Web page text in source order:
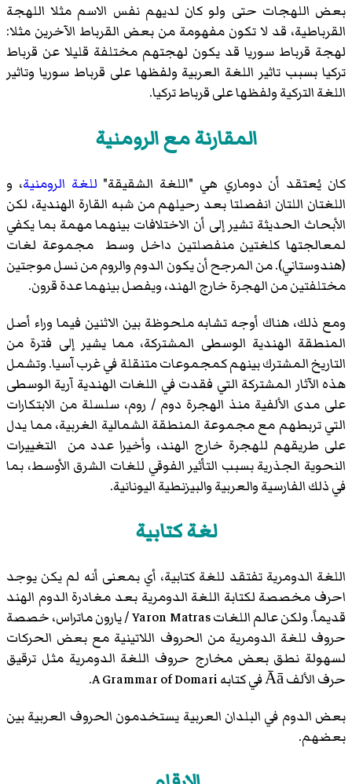
بعض اللهجات حتى ولو كان لديهم نفس الاسم مثلا اللهجة
القرباطية، قد لا تكون مفهومة من بعض القرباط الآخرين مثلا:
لهجة قرباط سوريا قد يكون لهجتهم مختلفة قليلا عن قرباط
تركيا بسبب تاثير اللغة العربية ولفظها على قرباط سوريا وتاثير
اللغة التركية ولفظها على قرباط تركيا.
المقارنة مع الرومنية
كان يُعتقد أن دوماري هي "اللغة الشقيقة" للغة الرومنية، و
اللغتان اللتان انفصلتا بعد رحيلهم من شبه القارة الهندية، لكن
الأبحاث الحديثة تشير إلى أن الاختلافات بينهما مهمة بما يكفي
لمعالجتها كلغتين منفصلتين داخل وسط مجموعة لغات
(هندوستاني). من المرجح أن يكون الدوم والروم من نسل موجتين
مختلفتين من الهجرة خارج الهند، ويفصل بينهما عدة قرون.
ومع ذلك، هناك أوجه تشابه ملحوظة بين الاثنين فيما وراء أصل
المنطقة الهندية الوسطى المشتركة، مما يشير إلى فترة من
التاريخ المشترك بينهم كمجموعات متنقلة في غرب آسيا. وتشمل
هذه الآثار المشتركة التي فقدت في اللغات الهندية آرية الوسطى
على مدى الألفية منذ الهجرة دوم / روم، سلسلة من الابتكارات
التي تربطهم مع مجموعة المنطقة الشمالية الغربية، مما يدل
على طريقهم للهجرة خارج الهند، وأخيرا عدد من التغييرات
النحوية الجذرية بسبب التأثير الفوقي للغات الشرق الأوسط، بما
في ذلك الفارسية والعربية والبيزنطية اليونانية.
لغة كتابية
اللغة الدومرية تفتقد للغة كتابية، أي بمعنى أنه لم يكن يوجد
احرف مخصصة لكتابة اللغة الدومرية بعد مغادرة الدوم الهند
قديماً. ولكن عالم اللغات Yaron Matras / يارون ماتراس، خصصة
حروف للغة الدومرية من الحروف اللاتينية مع بعض الحركات
لسهولة نطق بعض مخارج حروف اللغة الدومرية مثل ترقيق
حرف الألف Āā في كتابه A Grammar of Domari.
بعض الدوم في البلدان العربية يستخدمون الحروف العربية بين
بعضهم.